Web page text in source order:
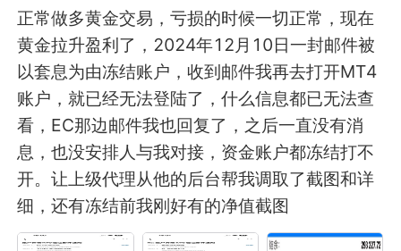
正常做多黄金交易，亏损的时候一切正常，现在
黄金拉升盈利了，2024年12月10日一封邮件被
以套息为由冻结账户，收到邮件我再去打开MT4
账户，就已经无法登陆了，什么信息都已无法查
看，EC那边邮件我也回复了，之后一直没有消
息，也没安排人与我对接，资金账户都冻结打不
开。让上级代理从他的后台帮我调取了截图和详
细，还有冻结前我刚好有的净值截图